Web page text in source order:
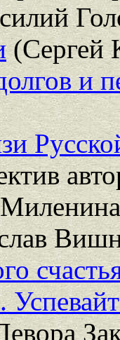
(Сергей
и